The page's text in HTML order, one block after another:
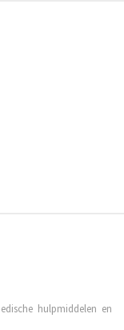
hulpmiddelen en